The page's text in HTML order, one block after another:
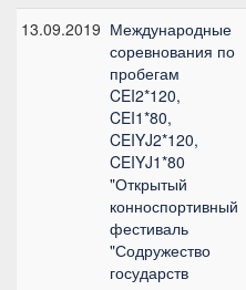
13.09.2019 Международные
соревнования по
пробегам
CEI2*120,
CEI1*80,
CEIYJ2*120,
CEIYJ1*80
"Открытый
конноспортивный
фестиваль
"Содружество
государств